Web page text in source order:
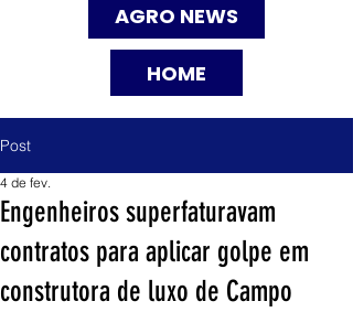
AGRO NEWS
HOME
Post
Engenheiros superfaturavam
contratos para aplicar golpe em
construtora de luxo de Campo
4 de fev.